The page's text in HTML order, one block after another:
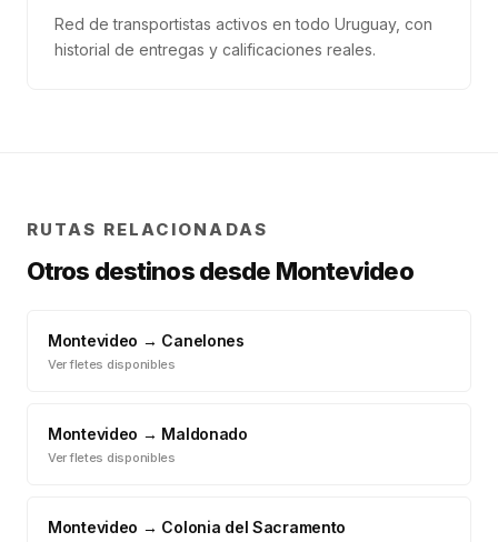
Red de transportistas activos en todo Uruguay, con
historial de entregas y calificaciones reales.
RUTAS RELACIONADAS
Otros destinos desde Montevideo
Montevideo → Canelones
Ver fletes disponibles
Montevideo → Maldonado
Ver fletes disponibles
Montevideo → Colonia del Sacramento